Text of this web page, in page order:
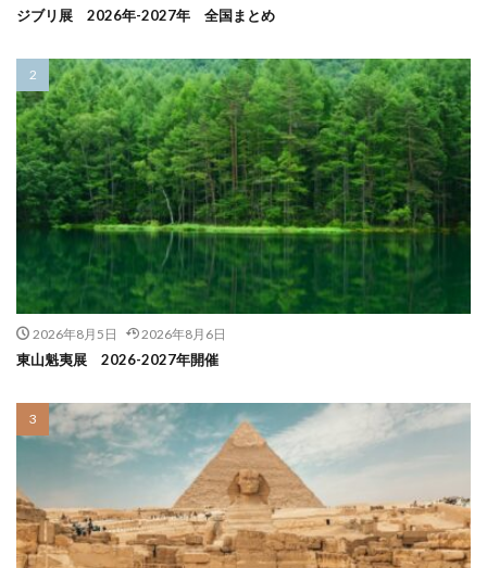
ジブリ展 2026年-2027年 全国まとめ
2026年8月5日 2026年8月6日
東山魁夷展 2026-2027年開催